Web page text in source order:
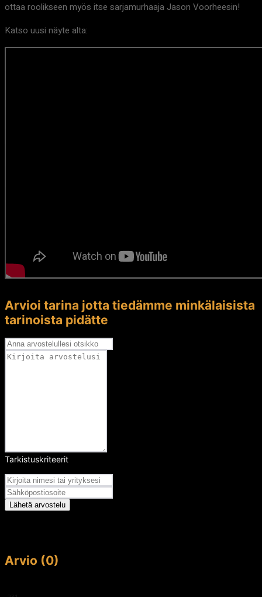
ottaa roolikseen myös itse sarjamurhaaja Jason Voorheesin!
Katso uusi näyte alta:
Arvioi tarina jotta tiedämme minkälaisista
tarinoista pidätte
Tarkistuskriteerit
Lähetä arvostelu
Arvio (0)